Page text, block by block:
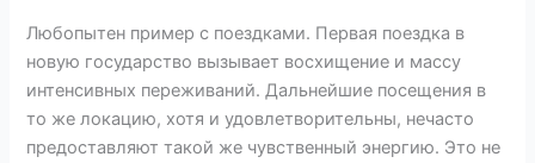
Любопытен пример с поездками. Первая поездка в
новую государство вызывает восхищение и массу
интенсивных переживаний. Дальнейшие посещения в
то же локацию, хотя и удовлетворительны, нечасто
предоставляют такой же чувственный энергию. Это не